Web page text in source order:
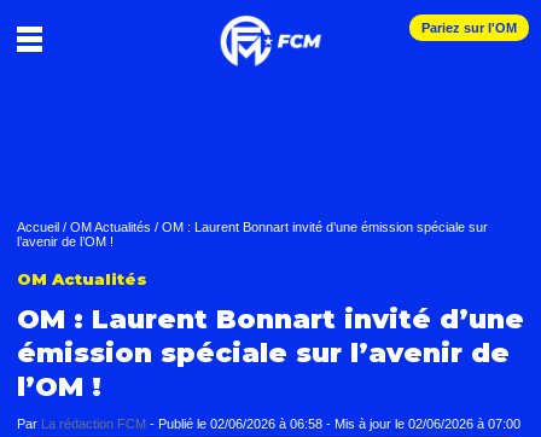
Pariez sur l'OM
Accueil / OM Actualités / OM : Laurent Bonnart invité d’une émission spéciale sur
l’avenir de l’OM !
OM Actualités
OM : Laurent Bonnart invité d’une
émission spéciale sur l’avenir de
l’OM !
Par La rédaction FCM - Publié le 02/06/2026 à 06:58 - Mis à jour le 02/06/2026 à 07:00